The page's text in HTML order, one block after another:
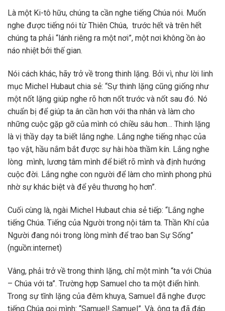
Là một Ki-tô hữu, chúng ta cần nghe tiếng Chúa nói. Muốn
nghe được tiếng nói từ Thiên Chúa, trước hết và trên hết
chúng ta phải “lánh riêng ra một nơi”, một nơi không ồn ào
náo nhiệt bởi thế gian.
Nói cách khác, hãy trở về trong thinh lặng. Bởi vì, như lời linh
mục Michel Hubaut chia sẻ: “Sự thinh lặng cũng giống như
một nốt lặng giúp nghe rõ hơn nốt trước và nốt sau đó. Nó
chuẩn bị để giúp ta ân cần hơn với tha nhân và làm cho
những cuộc gặp gỡ của mình có chiều sâu hơn… Thinh lặng
là vị thầy dạy ta biết lắng nghe. Lắng nghe tiếng nhạc của
tạo vật, hầu nắm bắt được sự hài hòa thầm kín. Lắng nghe
lòng mình, lương tâm mình để biết rõ mình và định hướng
cuộc đời. Lắng nghe con người để làm cho mình phong phú
nhờ sự khác biệt và để yêu thương họ hơn”.
Cuối cùng là, ngài Michel Hubaut chia sẻ tiếp: “Lắng nghe
tiếng Chúa. Tiếng của Người trong nội tâm ta. Thần Khí của
Người đang nói trong lòng mình để trao ban Sự Sống”
(nguồn:internet)
Vâng, phải trở về trong thinh lặng, chỉ một mình “ta với Chúa
– Chúa với ta”. Trường hợp Samuel cho ta một điển hình.
Trong sự tĩnh lặng của đêm khuya, Samuel đã nghe được
tiếng Chúa gọi mình: “Samuel! Samuel”. Và, ông ta đã đáp